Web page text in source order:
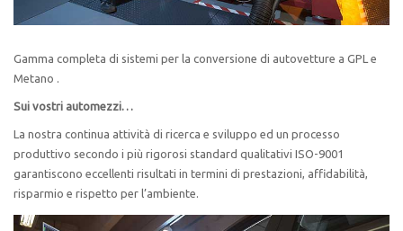
Gamma completa di sistemi per la conversione di autovetture a GPL e
Metano .
Sui vostri automezzi…
La nostra continua attività di ricerca e sviluppo ed un processo
produttivo secondo i più rigorosi standard qualitativi ISO-9001
garantiscono eccellenti risultati in termini di prestazioni, affidabilità,
risparmio e rispetto per l’ambiente.